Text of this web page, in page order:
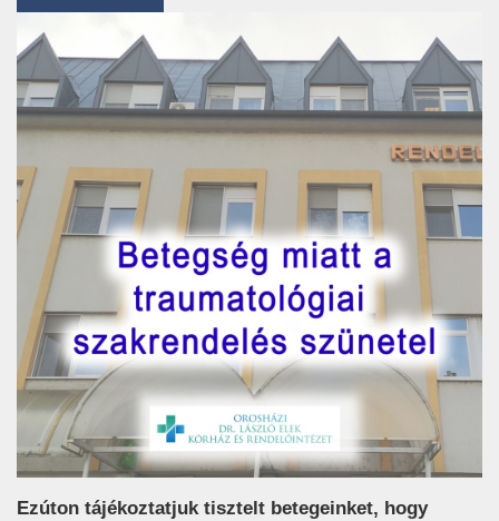
Ezúton tájékoztatjuk tisztelt betegeinket, hogy